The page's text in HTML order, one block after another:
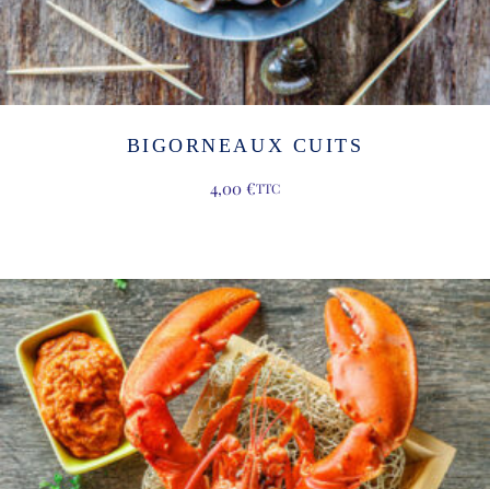
BIGORNEAUX CUITS
4,00 €TTC